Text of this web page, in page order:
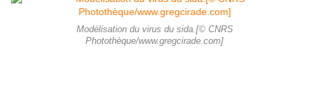
Modélisation du virus du sida.[© CNRS
Photothèque/www.gregcirade.com]